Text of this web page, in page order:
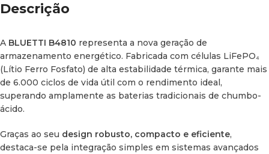
Segurança Avançada (BMS):
sobreaquecimento.
Aplicações Recomendadas
Graças à sua enorme densidade energética e versatilidade,
é a solução ideal para:
Descrição
A BLUETTI B4810 representa a nova geração de
armazenamento energético. Fabricada com células LiFePO₄
(Lítio Ferro Fosfato) de alta estabilidade térmica, garante mais
de 6.000 ciclos de vida útil com o rendimento ideal,
superando amplamente as baterias tradicionais de chumbo-
ácido.
Graças ao seu design robusto, compacto e eficiente,
destaca-se pela integração simples em sistemas avançados